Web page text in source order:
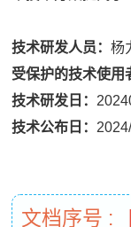
技术研发人员：杨
受保护的技术使用
技术研发日：
技术公布日：
文档序号 :